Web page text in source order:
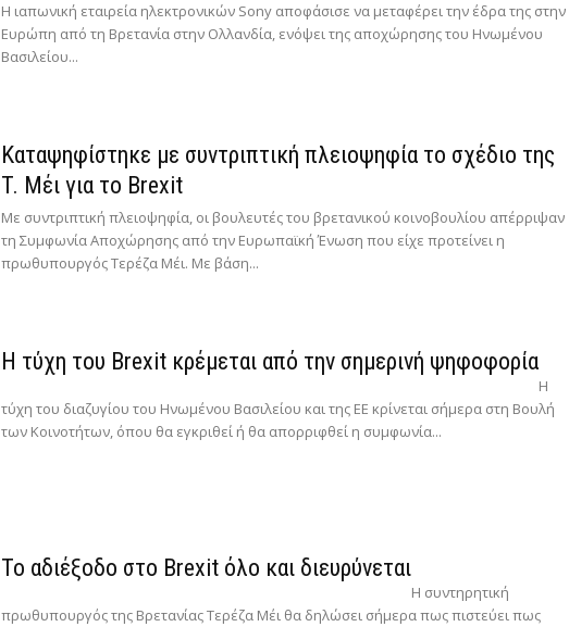
Η ιαπωνική εταιρεία ηλεκτρονικών Sony αποφάσισε να μεταφέρει την έδρα της στην
Ευρώπη από τη Βρετανία στην Ολλανδία, ενόψει της αποχώρησης του Ηνωμένου
Βασιλείου...
Καταψηφίστηκε με συντριπτική πλειοψηφία το σχέδιο της
T. Μέι για το Brexit
Με συντριπτική πλειοψηφία, οι βουλευτές του βρετανικού κοινοβουλίου απέρριψαν
τη Συμφωνία Αποχώρησης από την Ευρωπαϊκή Ένωση που είχε προτείνει η
πρωθυπουργός Τερέζα Μέι. Με βάση...
Η τύχη του Brexit κρέμεται από την σημερινή ψηφοφορία
Η
τύχη του διαζυγίου του Ηνωμένου Βασιλείου και της ΕE κρίνεται σήμερα στη Βουλή
των Κοινοτήτων, όπου θα εγκριθεί ή θα απορριφθεί η συμφωνία...
Το αδιέξοδο στο Brexit όλο και διευρύνεται
Η συντηρητική
πρωθυπουργός της Βρετανίας Τερέζα Μέι θα δηλώσει σήμερα πως πιστεύει πως